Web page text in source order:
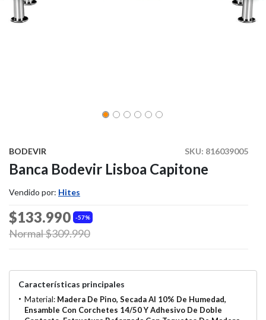
SKU: 816039005
BODEVIR
Banca Bodevir Lisboa Capitone
Vendido por: Hites
57%
$133.990
Price reduced from
Normal $309.990to
Características principales
Material: Madera De Pino, Secada Al 10% De Humedad,
Ensamble Con Corchetes 14/50 Y Adhesivo De Doble